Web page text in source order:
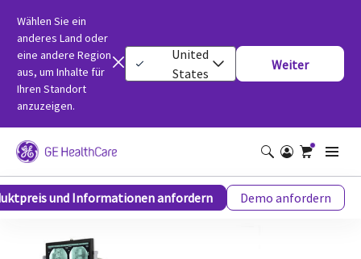
Wählen Sie ein
anderes Land oder
eine andere Region
aus, um Inhalte für
Ihren Standort
anzuzeigen.
United
States
Weiter
OEC One ASD
und Informationen anfordern Demo anfordern